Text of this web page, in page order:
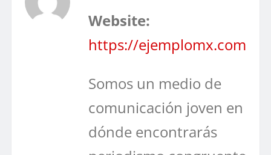
Website:
https://ejemplomx.com
Somos un medio de
comunicación joven en
dónde encontrarás